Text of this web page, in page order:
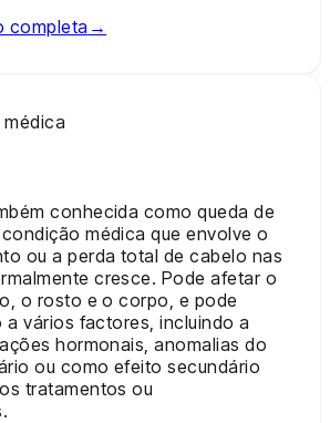
completa →
conhecida como queda de
médica que envolve o
ou a perda total de cabelo nas
cresce. Pode afetar o
o rosto e o corpo, e pode
vários factores, incluindo a
hormonais, anomalias do
ou como efeito secundário
tratamentos ou